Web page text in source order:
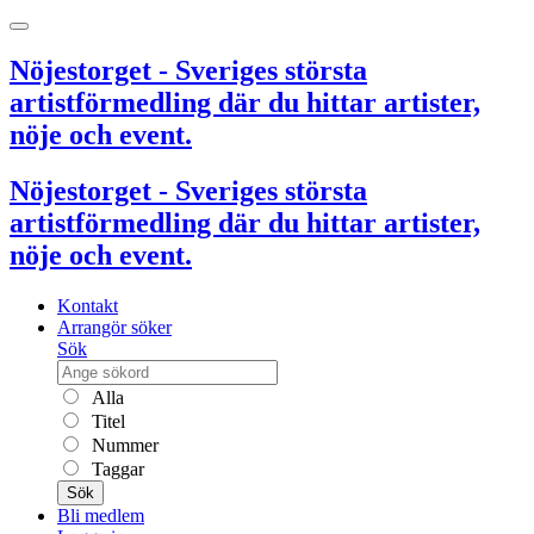
Nöjestorget - Sveriges största
artistförmedling där du hittar artister,
nöje och event.
Nöjestorget - Sveriges största
artistförmedling där du hittar artister,
nöje och event.
Kontakt
Arrangör söker
Sök
Alla
Titel
Nummer
Taggar
Sök
Bli medlem